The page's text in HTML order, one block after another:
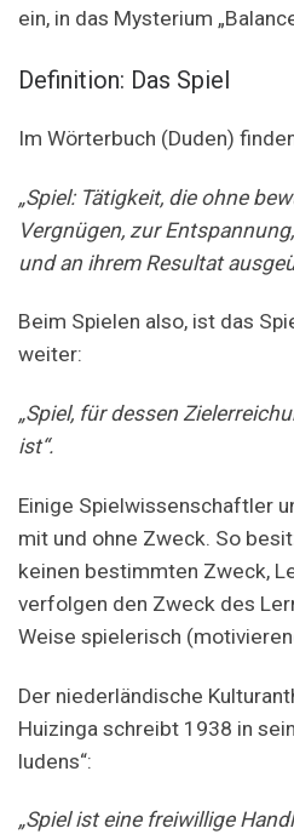
ein, in das Mysterium
Definition: Das Spiel
Im Wörterbuch (Duden)
„Spiel: Tätigkeit, die ohne
Vergnügen, zur
und an ihrem Resultat
Beim Spielen also, ist das
weiter:
„Spiel, für dessen
ist“.
Einige Spielwissenschaftler
mit und ohne Zweck. So
keinen bestimmten Zweck,
verfolgen den Zweck des
Weise spielerisch
Der niederländische
Huizinga schreibt 1938 in
ludens“:
„Spiel ist eine freiwillige